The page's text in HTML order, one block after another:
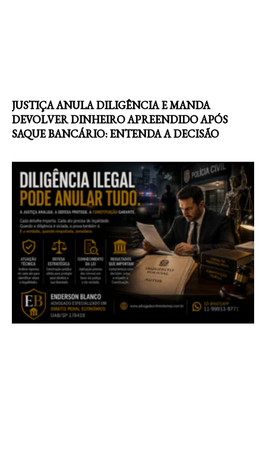
JUSTIÇA ANULA DILIGÊNCIA E MANDA
DEVOLVER DINHEIRO APREENDIDO APÓS
SAQUE BANCÁRIO: ENTENDA A DECISÃO